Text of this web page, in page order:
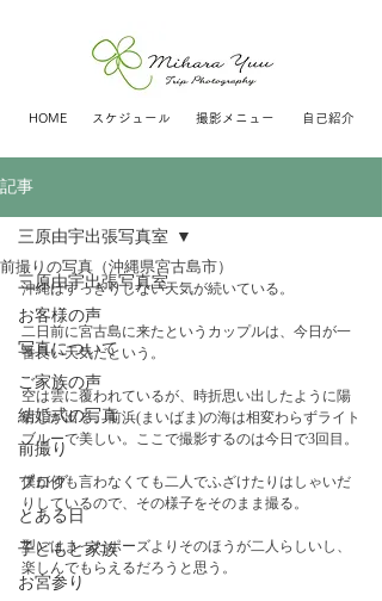
HOME スケジュール 撮影メニュー 自己紹介
記事
三原由宇出張写真室
お客様の声
写真について
ご家族の声
結婚式の写真
前撮り
ブログ
とある日
子どもと家族
お宮参り
三原由宇出張写真室
前撮りの写真（沖縄県宮古島市）
沖縄はすっきりしない天気が続いている。
二日前に宮古島に来たというカップルは、今日が一
番良い天気だという。
空は雲に覆われているが、時折思い出したように陽
射しが出る。前浜(まいばま)の海は相変わらずライト
ブルーで美しい。ここで撮影するのは今日で3回目。
僕が何も言わなくても二人でふざけたりはしゃいだ
りしているので、その様子をそのまま撮る。
型にはまったポーズよりそのほうが二人らしいし、
楽しんでもらえるだろうと思う。